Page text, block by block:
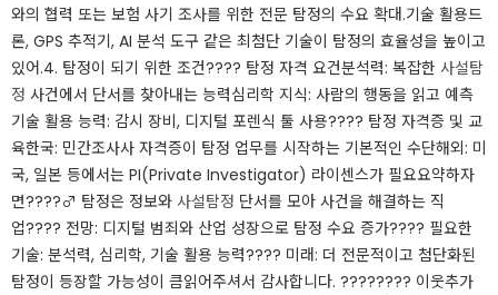
와의 협력 또는 보험 사기 조사를 위한 전문 탐정의 수요 확대.기술 활용드
론, GPS 추적기, AI 분석 도구 같은 최첨단 기술이 탐정의 효율성을 높이고
있어.​4. 탐정이 되기 위한 조건????️ 탐정 자격 요건분석력: 복잡한 사설탐
정 사건에서 단서를 찾아내는 능력심리학 지식: 사람의 행동을 읽고 예측
기술 활용 능력: 감시 장비, 디지털 포렌식 툴 사용​???? 탐정 자격증 및 교
육한국: 민간조사사 자격증이 탐정 업무를 시작하는 기본적인 수단해외: 미
국, 일본 등에서는 PI(Private Investigator) 라이센스가 필요​요약하자
면​????️‍♂️ 탐정은 정보와 사설탐정 단서를 모아 사건을 해결하는 직
업???? 전망: 디지털 범죄와 산업 성장으로 탐정 수요 증가???? 필요한
기술: 분석력, 심리학, 기술 활용 능력???? 미래: 더 전문적이고 첨단화된
탐정이 등장할 가능성이 큼읽어주셔서 감사합니다. ????​???? 이웃추가